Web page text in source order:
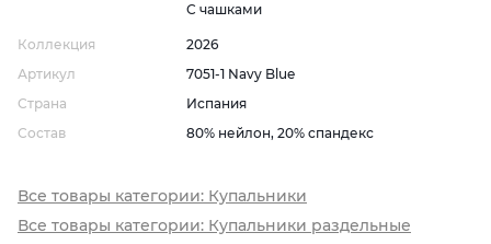
С чашками
Коллекция
2026
Артикул
7051-1 Navy Blue
Страна
Испания
Состав
80% нейлон, 20% спандекс
Все товары категории: Купальники
Все товары категории: Купальники раздельные